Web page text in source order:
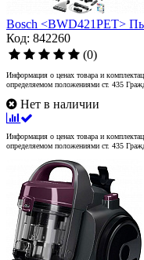
Bosch <BWD421PET>
Код: 842260
(0)
Информация о ценах товара и
определяемом положениями ст. 435
Нет в наличии
Информация о ценах товара и
определяемом положениями ст. 435